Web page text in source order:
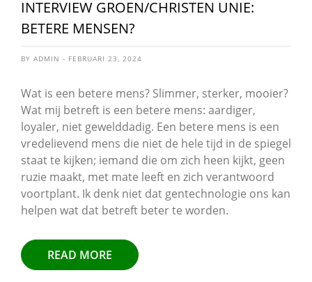
INTERVIEW GROEN/CHRISTEN UNIE:
BETERE MENSEN?
BY ADMIN - FEBRUARI 23, 2024
Wat is een betere mens? Slimmer, sterker, mooier?
Wat mij betreft is een betere mens: aardiger,
loyaler, niet gewelddadig. Een betere mens is een
vredelievend mens die niet de hele tijd in de spiegel
staat te kijken; iemand die om zich heen kijkt, geen
ruzie maakt, met mate leeft en zich verantwoord
voortplant. Ik denk niet dat gentechnologie ons kan
helpen wat dat betreft beter te worden.
READ MORE